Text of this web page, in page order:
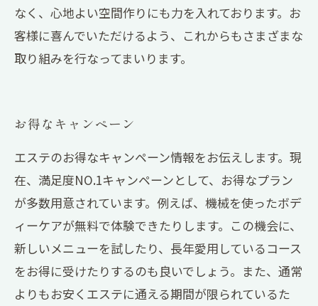
なく、心地よい空間作りにも力を入れております。お
客様に喜んでいただけるよう、これからもさまざまな
取り組みを行なってまいります。
お得なキャンペーン
エステのお得なキャンペーン情報をお伝えします。現
在、満足度NO.1キャンペーンとして、お得なプラン
が多数用意されています。例えば、機械を使ったボデ
ィーケアが無料で体験できたりします。この機会に、
新しいメニューを試したり、長年愛用しているコース
をお得に受けたりするのも良いでしょう。また、通常
よりもお安くエステに通える期間が限られているた